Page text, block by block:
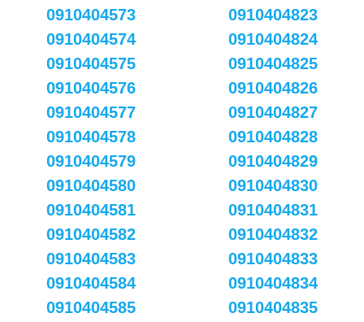
0910404573
0910404574
0910404575
0910404576
0910404577
0910404578
0910404579
0910404580
0910404581
0910404582
0910404583
0910404584
0910404585
0910404823
0910404824
0910404825
0910404826
0910404827
0910404828
0910404829
0910404830
0910404831
0910404832
0910404833
0910404834
0910404835